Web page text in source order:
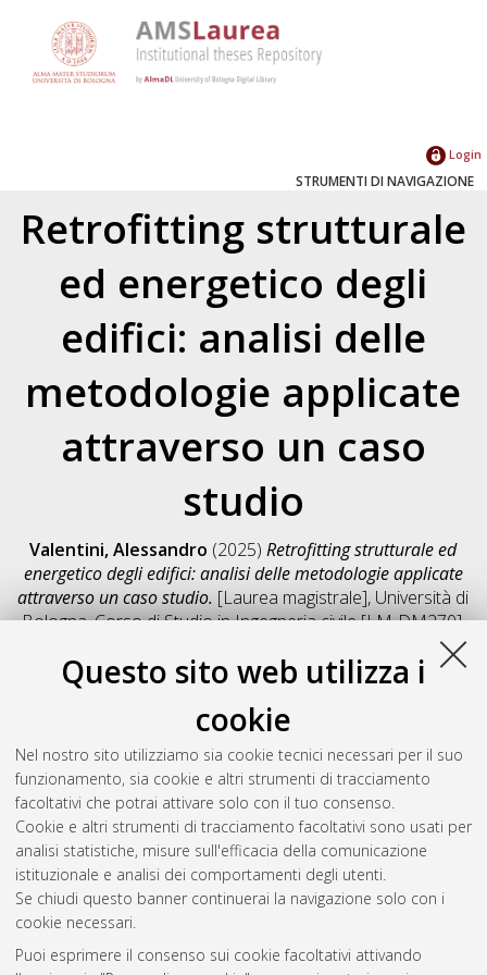
Questo sito web utilizza i
cookie
Nel nostro sito utilizziamo sia cookie tecnici necessari per il suo
funzionamento, sia cookie e altri strumenti di tracciamento
facoltativi che potrai attivare solo con il tuo consenso.
Cookie e altri strumenti di tracciamento facoltativi sono usati per
analisi statistiche, misure sull'efficacia della comunicazione
istituzionale e analisi dei comportamenti degli utenti.
Se chiudi questo banner continuerai la navigazione solo con i
cookie necessari.
Puoi esprimere il consenso sui cookie facoltativi attivando
Login
STRUMENTI DI NAVIGAZIONE
Retrofitting strutturale
ed energetico degli
edifici: analisi delle
metodologie applicate
attraverso un caso
studio
Valentini, Alessandro (2025)Retrofitting strutturale ed
energetico degli edifici: analisi delle metodologie applicate
attraverso un caso studio. [Laurea magistrale], Università di
Bologna, Corso di Studio inIngegneria civile [LM-DM270],
Salva citazione
Condividi
Il full-text non è disponibile per scelta dell'autore. (
Abstract
Altri metadati
Gestione del documento:
Atom